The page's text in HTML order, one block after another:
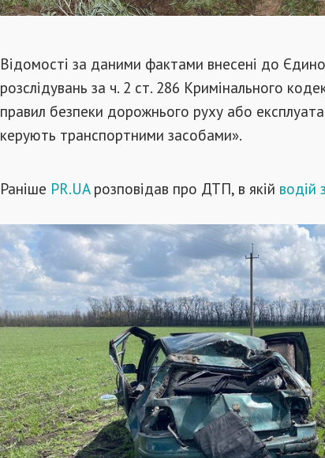
Відомості за даними фактами внесені до
розслідувань за ч. 2 ст. 286 Кримінального
правил безпеки дорожнього руху або
керують транспортними засобами».
Раніше PR.UAрозповідав про ДТП, в якій водій